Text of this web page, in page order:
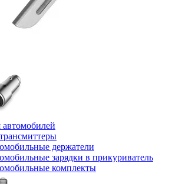
держатели
зарядки в прикуриватель
комплекты